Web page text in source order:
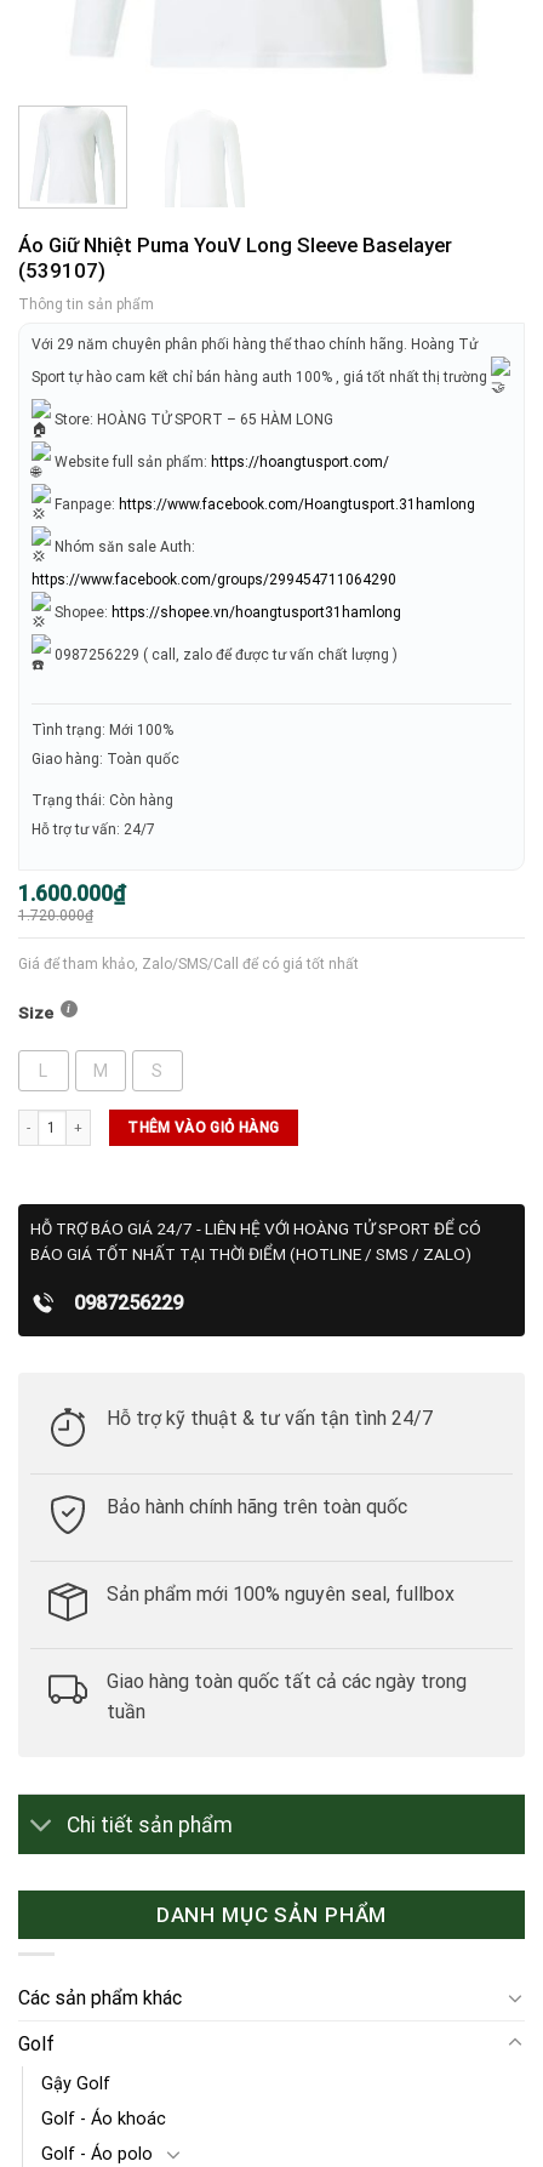
Áo Giữ Nhiệt Puma YouV Long Sleeve Baselayer
(539107)
Thông tin sản phẩm
Với 29 năm chuyên phân phối hàng thể thao chính hãng. Hoàng Tử
Sport tự hào cam kết chỉ bán hàng auth 100% , giá tốt nhất thị trường
Store: HOÀNG TỬ SPORT – 65 HÀM LONG
Website full sản phẩm: https://hoangtusport.com/
Fanpage: https://www.facebook.com/Hoangtusport.31hamlong
Nhóm săn sale Auth:
https://www.facebook.com/groups/299454711064290
Shopee: https://shopee.vn/hoangtusport31hamlong
0987256229 ( call, zalo để được tư vấn chất lượng )
Tình trạng: Mới 100%
Giao hàng: Toàn quốc
Trạng thái: Còn hàng
Hỗ trợ tư vấn: 24/7
1.720.000₫
Giá
gốc
là:
1.600.000₫
Giá
hiện
tại
Giá để tham khảo, Zalo/SMS/Call để có giá tốt nhất
Size
L M S
Áo Giữ Nhiệt Puma YouV Long Sleeve Baselayer (539107) số lượng
THÊM VÀO GIỎ HÀNG
HỖ TRỢ BÁO GIÁ 24/7 - LIÊN HỆ VỚI HOÀNG TỬ SPORT ĐỂ CÓ
BÁO GIÁ TỐT NHẤT TẠI THỜI ĐIỂM (HOTLINE / SMS / ZALO)
0987256229
Hỗ trợ kỹ thuật & tư vấn tận tình 24/7
Bảo hành chính hãng trên toàn quốc
Sản phẩm mới 100% nguyên seal, fullbox
Giao hàng toàn quốc tất cả các ngày trong
tuần
Chi tiết sản phẩm
DANH MỤC SẢN PHẨM
Các sản phẩm khác
Golf
Gậy Golf
Golf - Áo khoác
Golf - Áo polo